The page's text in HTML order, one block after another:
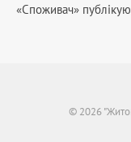
«Споживач»
© 2026